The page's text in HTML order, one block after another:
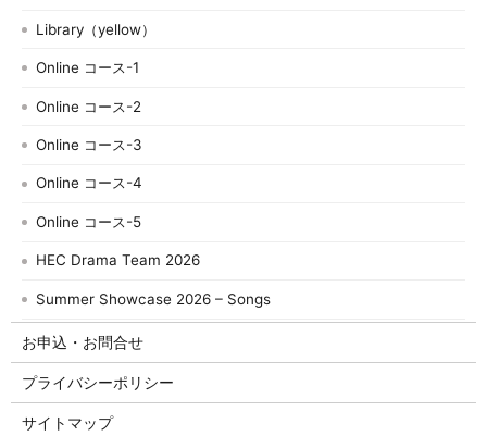
Library（yellow）
Online コース-1
Online コース-2
Online コース-3
Online コース-4
Online コース-5
HEC Drama Team 2026
Summer Showcase 2026 – Songs
お申込・お問合せ
プライバシーポリシー
サイトマップ